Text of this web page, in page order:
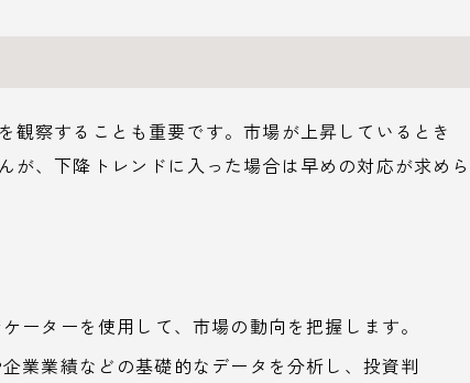
観察することも重要です。市場が上昇しているとき
が、下降トレンドに入った場合は早めの対応が求めら
ーターを使用して、市場の動向を把握します。
業業績などの基礎的なデータを分析し、投資判